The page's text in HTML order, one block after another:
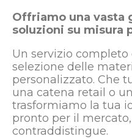
Offriamo una vasta
soluzioni su misura
Un servizio completo
selezione delle
personalizzato. Che
una catena retail o
trasformiamo la tua
pronto per il
contraddistingue.